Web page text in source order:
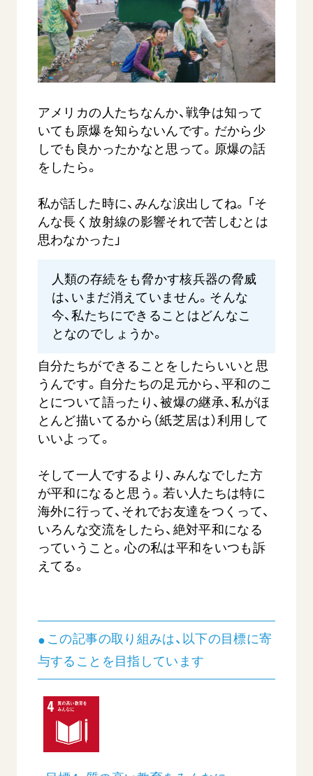
アメリカの人たちなんか、戦争は知って
いても原爆を知らないんです。だから少
しでも良かったかなと思って。原爆の話
をしたら。
私が話した時に、みんな涙出してね。「そ
んな長く放射線の影響それで苦しむとは
思わなかった」
人類の存続をも脅かす核兵器の脅威
は、いまだ消えていません。そんな
今、私たちにできることはどんなこ
となのでしょうか。
自分たちができることをしたらいいと思
うんです。自分たちの足元から、平和のこ
とについて語ったり、被爆の継承、私がほ
とんど描いてるから（紙芝居は）利用して
いいよって。
そして一人でするより、みんなでした方
が平和になると思う。若い人たちは特に
海外に行って、それでお友達をつくって、
いろんな交流をしたら、絶対平和になる
っていうこと。心の私は平和をいつも訴
えてる。
この記事の取り組みは、以下の目標に寄
与することを目指しています